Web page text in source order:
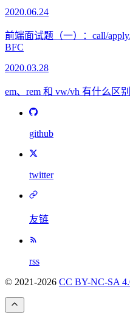
2020.06.24
前端面试题（一）：call/
BFC
2020.03.28
em、rem 和 vw/vh 有什么区别
github
twitter
友链
rss
© 2021-2026 CC BY-NC-SA